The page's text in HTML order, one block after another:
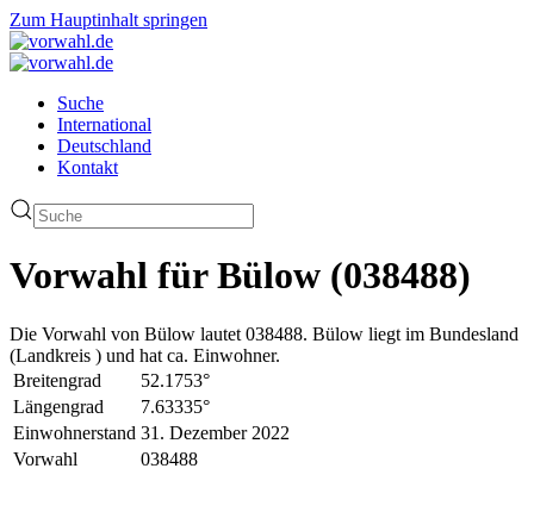
Zum Hauptinhalt springen
Suche
International
Deutschland
Kontakt
Vorwahl für Bülow (038488)
Die Vorwahl von Bülow lautet 038488. Bülow liegt im Bundesland
(Landkreis ) und hat ca. Einwohner.
Breitengrad
52.1753°
Längengrad
7.63335°
Einwohnerstand 31. Dezember 2022
Vorwahl
038488